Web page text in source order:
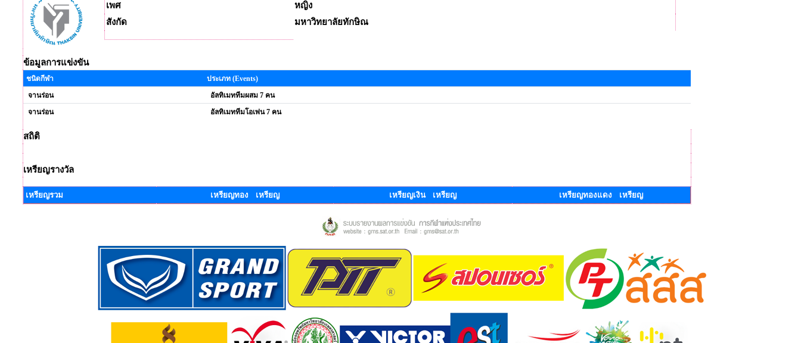
เพศ
หญิง
สังกัด
มหาวิทยาลัยทักษิณ
ข้อมูลการแข่งขัน
ชนิดกีฬา
ประเภท (Events)
จานร่อน
อัลทิเมททีมผสม 7 คน
จานร่อน
อัลทิเมททีมโอเพ่น 7 คน
สถิติ
เหรียญรางวัล
เหรียญรวม เหรียญทอง เหรียญ เหรียญเงิน เหรียญ เหรียญทองแดง เหรียญ